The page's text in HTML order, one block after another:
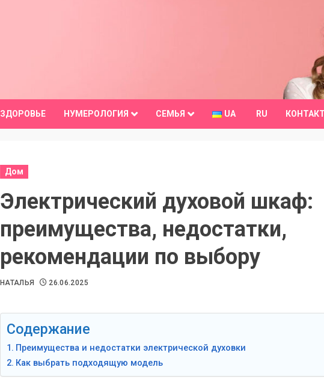
ЗДОРОВЬЕ НУМЕРОЛОГИЯ СЕМЬЯ UA RU
Дом
Электрический духовой шкаф:
преимущества, недостатки,
рекомендации по выбору
НАТАЛЬЯ 26.06.2025
Содержание
Преимущества и недостатки электрической духовки
Как выбрать подходящую модель